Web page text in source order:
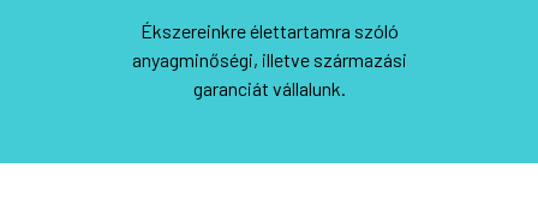
Ékszereinkre élettartamra szóló
anyagminőségi, illetve származási
garanciát vállalunk.